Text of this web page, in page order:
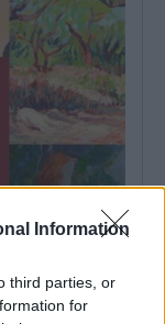
Information
third parties, or
for
exposição
da autoria